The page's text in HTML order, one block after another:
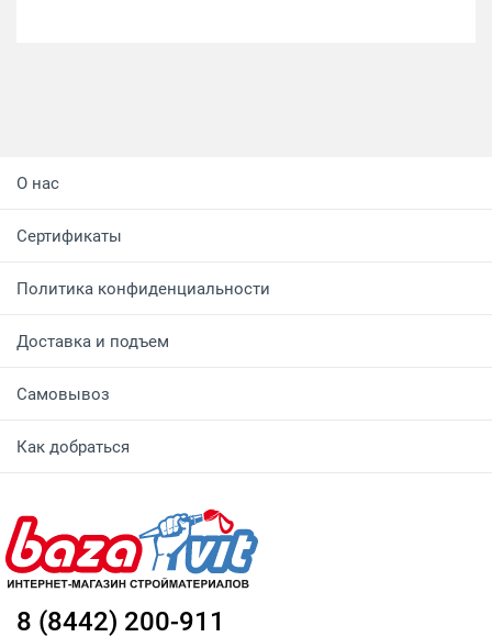
О нас
Сертификаты
Политика конфиденциальности
Доставка и подъем
Самовывоз
Как добраться
8 (8442) 200-911